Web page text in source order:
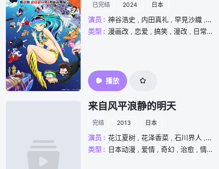
已完结 2024 日本
演员 : 神谷浩史 , 内田真礼 , 早見沙織 , 佐
类型 : 漫画改 , 恋爱 , 搞笑 , 漫改 , 日常 ,
播放
来自风平浪静的明天
完结 2013 日本
演员 : 花江夏树 , 花泽香菜 , 石川界人 , 茅
类型 : 日本动漫 , 爱情 , 奇幻 , 治愈 , 情 ,